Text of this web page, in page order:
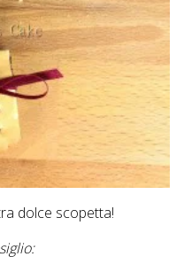
dolce scopetta!